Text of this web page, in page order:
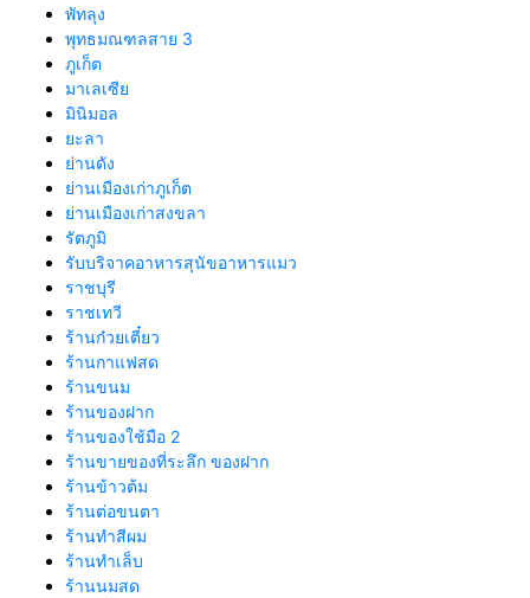
พัทลุง
พุทธมณฑลสาย 3
ภูเก็ต
มาเลเซีย
มินิมอล
ยะลา
ย่านดัง
ย่านเมืองเก่าภูเก็ต
ย่านเมืองเก่าสงขลา
รัตภูมิ
รับบริจาคอาหารสุนัขอาหารแมว
ราชบุรี
ราชเทวี
ร้านก๋วยเตี๋ยว
ร้านกาแฟสด
ร้านขนม
ร้านของฝาก
ร้านของใช้มือ 2
ร้านขายของที่ระลึก ของฝาก
ร้านข้าวต้ม
ร้านต่อขนตา
ร้านทำสีผม
ร้านทำเล็บ
ร้านนมสด